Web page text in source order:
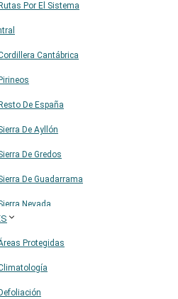
Rutas Por El Sistema
Cantábrica
Pirineos
Resto De España
De Ayllón
De Gredos
De Guadarrama
Nevada
Protegidas
Defoliación